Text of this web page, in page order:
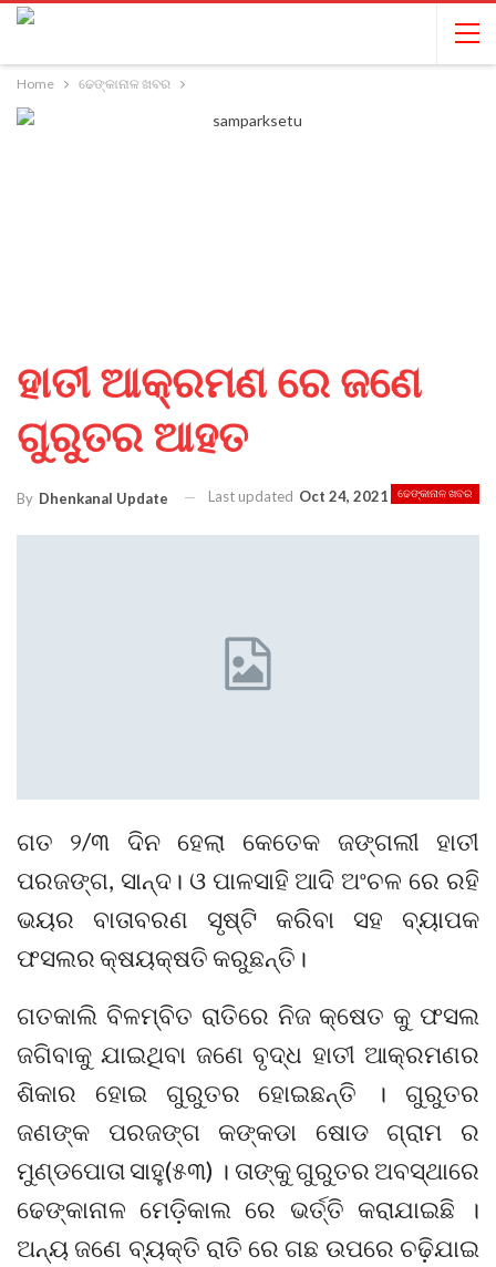
Home ଢେଙ୍କାନାଳ ଖବର
ହାତୀ ଆକ୍ରମଣ ରେ ଜଣେ
ଗୁରୁତର ଆହତ
ଢେଙ୍କାନାଳ ଖବର
By Dhenkanal Update Last updated Oct 24, 2021
ଗତ ୨/୩ ଦିନ ହେଲା କେତେକ ଜଙ୍ଗଲୀ ହାତୀ
ପରଜଙ୍ଗ, ସାନ୍ଦ। ଓ ପାଳସାହି ଆଦି ଅଂଚଳ ରେ ରହି
ଭୟର ବାତାବରଣ ସୃଷ୍ଟି କରିବା ସହ ବ୍ୟାପକ
ଫସଲର କ୍ଷୟକ୍ଷତି କରୁଛନ୍ତି।
ଗତକାଲି ବିଳମ୍ବିତ ରାତିରେ ନିଜ କ୍ଷେତ କୁ ଫସଲ
ଜଗିବାକୁ ଯାଇଥିବା ଜଣେ ବୃଦ୍ଧ ହାତୀ ଆକ୍ରମଣର
ଶିକାର ହୋଇ ଗୁରୁତର ହୋଇଛନ୍ତି । ଗୁରୁତର
ଜଣଙ୍କ ପରଜଙ୍ଗ କଙ୍କଡା ଷୋଡ ଗ୍ରାମ ର
ମୁଣ୍ଡପୋତା ସାହୁ(୫୩) । ତାଙ୍କୁ ଗୁରୁତର ଅବସ୍ଥାରେ
ଢେଙ୍କାନାଳ ମେଡ଼ିକାଲ ରେ ଭର୍ତ୍ତି କରାଯାଇଛି ।
ଅନ୍ୟ ଜଣେ ବ୍ୟକ୍ତି ରାତି ରେ ଗଛ ଉପରେ ଚଢ଼ିଯାଇ